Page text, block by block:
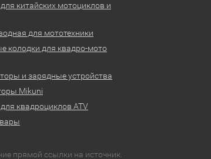
китайских мотоциклов и
для мототехники
колодки для квадро-мото
и зарядные устройства
Mikuni
квадроциклов ATV
прямой ссылки на источник.